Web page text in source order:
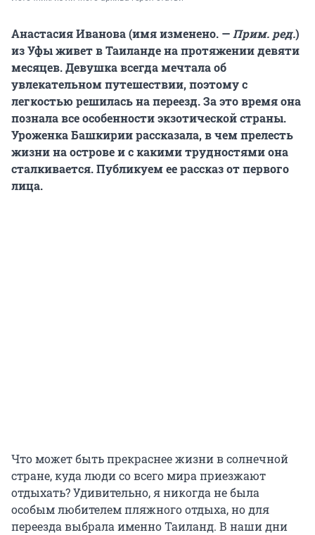
Анастасия Иванова (имя изменено. —Прим. ред.)
из Уфы живет в Таиланде на протяжении девяти
месяцев. Девушка всегда мечтала об
увлекательном путешествии, поэтому с
легкостью решилась на переезд. За это время она
познала все особенности экзотической страны.
Уроженка Башкирии рассказала, в чем прелесть
жизни на острове и с какими трудностями она
сталкивается.Публикуем ее рассказ от первого
лица.
Что может быть прекраснее жизни в солнечной
стране, куда люди со всего мира приезжают
отдыхать? Удивительно, я никогда не была
особым любителем пляжного отдыха, но для
переезда выбрала именно Таиланд. В наши дни